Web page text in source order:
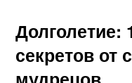
Долголетие:
секретов от